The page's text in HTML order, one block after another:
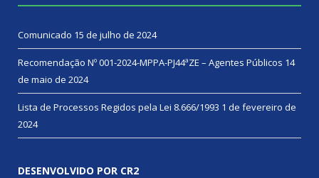
Comunicado 15 de julho de 2024
Recomendação Nº 001-2024-MPPA-PJ44ªZE – Agentes Públicos 14
de maio de 2024
Lista de Processos Regidos pela Lei 8.666/1993 1 de fevereiro de
2024
DESENVOLVIDO POR CR2